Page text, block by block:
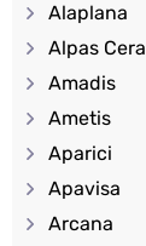
Alaplana
Alpas Cera
Amadis
Ametis
Aparici
Apavisa
Arcana